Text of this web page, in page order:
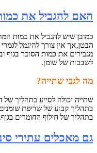
האם להגביל את
כמובן שיש להגביל את כמות
הבטן,אך אין צורך להיגמל
מגבירים את כמות הסוכר בגוף
לשכבות של שומן.
מה לגבי שתייה?
שתייה יכולה לסייע בתהליך
בתהליך קבוע של שריפת שומנים
בתהליך של חילוף החומרים בגוף.
גם מאכלים עתירי